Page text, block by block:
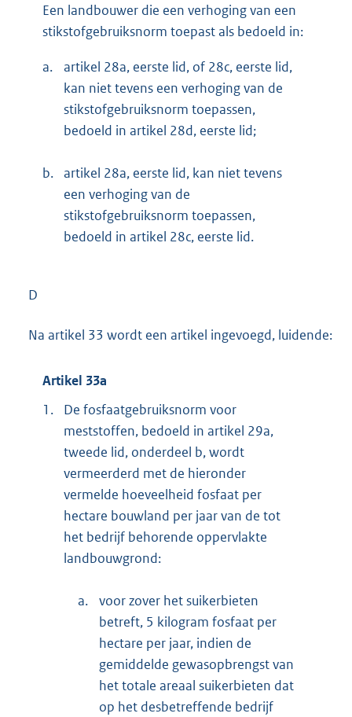
Een landbouwer die een verhoging van een
stikstofgebruiksnorm toepast als bedoeld in:
a.
artikel 28a, eerste lid, of 28c, eerste lid,
kan niet tevens een verhoging van de
stikstofgebruiksnorm toepassen,
bedoeld in artikel 28d, eerste lid;
b. artikel 28a, eerste lid, kan niet tevens
een verhoging van de
stikstofgebruiksnorm toepassen,
bedoeld in artikel 28c, eerste lid.
D
Na artikel 33 wordt een artikel ingevoegd, luidende:
Artikel 33a
1.
De fosfaatgebruiksnorm voor
meststoffen, bedoeld in artikel 29a,
tweede lid, onderdeel b, wordt
vermeerderd met de hieronder
vermelde hoeveelheid fosfaat per
hectare bouwland per jaar van de tot
het bedrijf behorende oppervlakte
landbouwgrond:
a.
voor zover het suikerbieten
betreft, 5 kilogram fosfaat per
hectare per jaar, indien de
gemiddelde gewasopbrengst van
het totale areaal suikerbieten dat
op het desbetreffende bedrijf